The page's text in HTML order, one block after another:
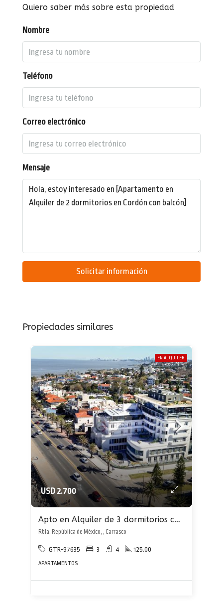
Quiero saber más sobre esta propiedad
Nombre
Teléfono
Correo electrónico
Mensaje
Solicitar información
Propiedades similares
EN ALQUILER
USD 2.700
Apto en Alquiler de 3 dormitorios con garaje en Carrasco sobre rambla al frente
Rbla. República de México, , Carrasco
GTR-97635 3 4 125.00
APARTAMENTOS